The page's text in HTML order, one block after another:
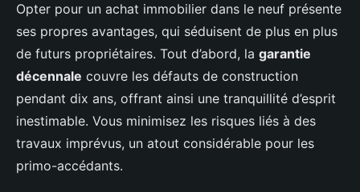
Opter pour un achat immobilier dans le neuf présente
ses propres avantages, qui séduisent de plus en plus
de futurs propriétaires. Tout d’abord, la garantie
décennale couvre les défauts de construction
pendant dix ans, offrant ainsi une tranquillité d’esprit
inestimable. Vous minimisez les risques liés à des
travaux imprévus, un atout considérable pour les
primo-accédants.